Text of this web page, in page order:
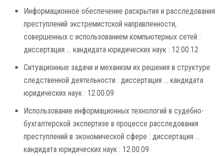
Информационное обеспечение раскрытия и расследования
преступлений экстремистской направленности,
совершенных с использованием компьютерных сетей :
диссертация ... кандидата юридических наук : 12.00.12
Ситуационные задачи и механизм их решения в структуре
следственной деятельности : диссертация ... кандидата
юридических наук : 12.00.09
Использование информационных технологий в судебно-
бухгалтерской экспертизе в процессе расследования
преступлений в экономической сфере : диссертация ...
кандидата юридических наук : 12.00.09